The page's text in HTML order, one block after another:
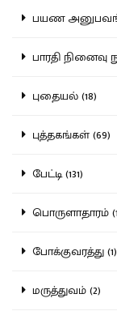
பயண
பாரதி நினைவு
புதையல் (18)
புத்தகங்கள் (69)
பேட்டி (131)
பொருளாதாரம்
போக்குவரத்து (1)
மருத்துவம் (2)